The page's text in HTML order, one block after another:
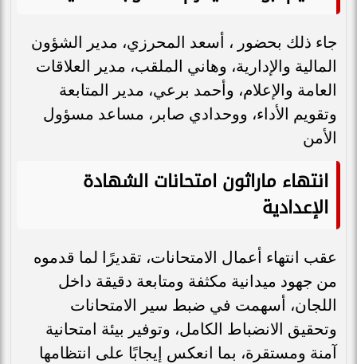
جاء ذلك بحضور ، أسعد المحرزي، مدير الشؤون
المالية والإدارية، وهاني الملقب، مدير العلاقات
العامة والإعلام، وأحمد برعي، مدير المتابعة
وتقويم الأداء، ووحدادي صابر، مساعد مسؤول
الأمن
انتهاء ماراثون امتحانات الشهادة
الإعدادية
عقب انتهاء أعمال الامتحانات، تقديرًا لما قدموه
من جهود ميدانية مكثفة ومتابعة دقيقة داخل
اللجان، أسهمت في ضبط سير الامتحانات
وتحقيق الانضباط الكامل، وتوفير بيئة امتحانية
آمنة ومستقرة، بما انعكس إيجابًا على انتظامها